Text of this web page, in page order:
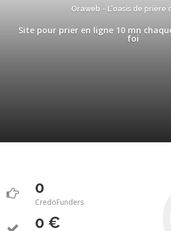
Oraweb - L'oasis de prière
Site pour prier en ligne 10 mn
foi
0
CredoFunders
0 €